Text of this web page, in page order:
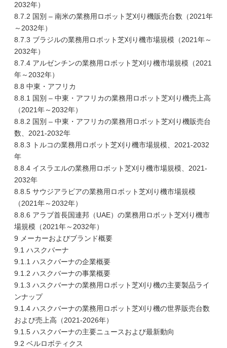
2032年）
8.7.2 国別 – 南米の業務用ロボット芝刈り機販売台数（2021年
～2032年）
8.7.3 ブラジルの業務用ロボット芝刈り機市場規模（2021年～
2032年）
8.7.4 アルゼンチンの業務用ロボット芝刈り機市場規模（2021
年～2032年）
8.8 中東・アフリカ
8.8.1 国別 – 中東・アフリカの業務用ロボット芝刈り機売上高
（2021年～2032年）
8.8.2 国別 – 中東・アフリカの業務用ロボット芝刈り機販売台
数、2021-2032年
8.8.3 トルコの業務用ロボット芝刈り機市場規模、2021-2032
年
8.8.4 イスラエルの業務用ロボット芝刈り機市場規模、2021-
2032年
8.8.5 サウジアラビアの業務用ロボット芝刈り機市場規模
（2021年～2032年）
8.8.6 アラブ首長国連邦（UAE）の業務用ロボット芝刈り機市
場規模（2021年～2032年）
9 メーカーおよびブランド概要
9.1 ハスクバーナ
9.1.1 ハスクバーナの企業概要
9.1.2 ハスクバーナの事業概要
9.1.3 ハスクバーナの業務用ロボット芝刈り機の主要製品ライ
ンナップ
9.1.4 ハスクバーナの業務用ロボット芝刈り機の世界販売台数
および売上高（2021-2026年）
9.1.5 ハスクバーナの主要ニュースおよび最新動向
9.2 ベルロボティクス